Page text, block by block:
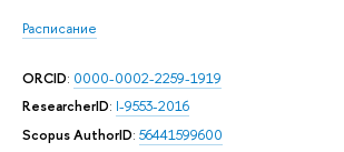
Расписание
ORCID: 0000-0002-2259-1919
ResearcherID: I-9553-2016
Scopus AuthorID: 56441599600